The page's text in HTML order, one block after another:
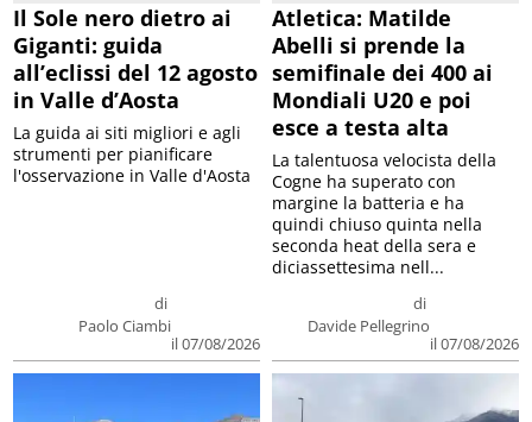
Il Sole nero dietro ai
Giganti: guida
all’eclissi del 12 agosto
in Valle d’Aosta
di
Paolo Ciambi
il 07/08/2026
La guida ai siti migliori e agli
strumenti per pianificare
l'osservazione in Valle d'Aosta
Atletica: Matilde
Abelli si prende la
semifinale dei 400 ai
Mondiali U20 e poi
esce a testa alta
di
Davide Pellegrino
il 07/08/2026
La talentuosa velocista della
Cogne ha superato con
margine la batteria e ha
quindi chiuso quinta nella
seconda heat della sera e
diciassettesima nell...